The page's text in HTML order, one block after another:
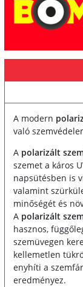
A modern
való
A polarizált
szemet a káros
napsütésben is
valamint
minőségét és
A polarizált
hasznos,
szemüvegen
kellemetlen
enyhíti a
eredményez.